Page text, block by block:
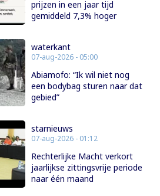
prijzen in een jaar tijd
gemiddeld 7,3% hoger
waterkant
07-aug-2026 - 05:00
Abiamofo: “Ik wil niet nog
een bodybag sturen naar dat
gebied”
starnieuws
07-aug-2026 - 01:12
Rechterlijke Macht verkort
jaarlijkse zittingsvrije periode
naar één maand